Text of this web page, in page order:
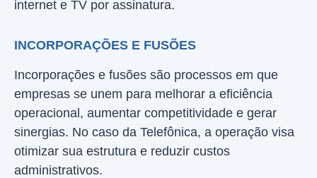
internet e TV por assinatura.
INCORPORAÇÕES E FUSÕES
Incorporações e fusões são processos em que
empresas se unem para melhorar a eficiência
operacional, aumentar competitividade e gerar
sinergias. No caso da Telefônica, a operação visa
otimizar sua estrutura e reduzir custos
administrativos.